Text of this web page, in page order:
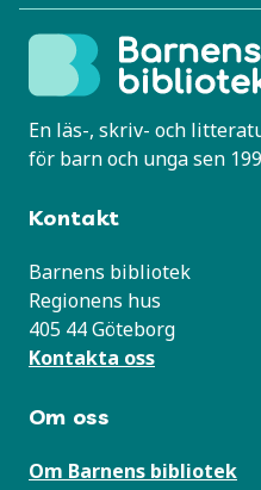
En läs-, skriv- och
för barn och unga sen
Kontakt
Barnens bibliotek
Regionens hus
405 44 Göteborg
Kontakta oss
Om oss
Om Barnens bibliotek